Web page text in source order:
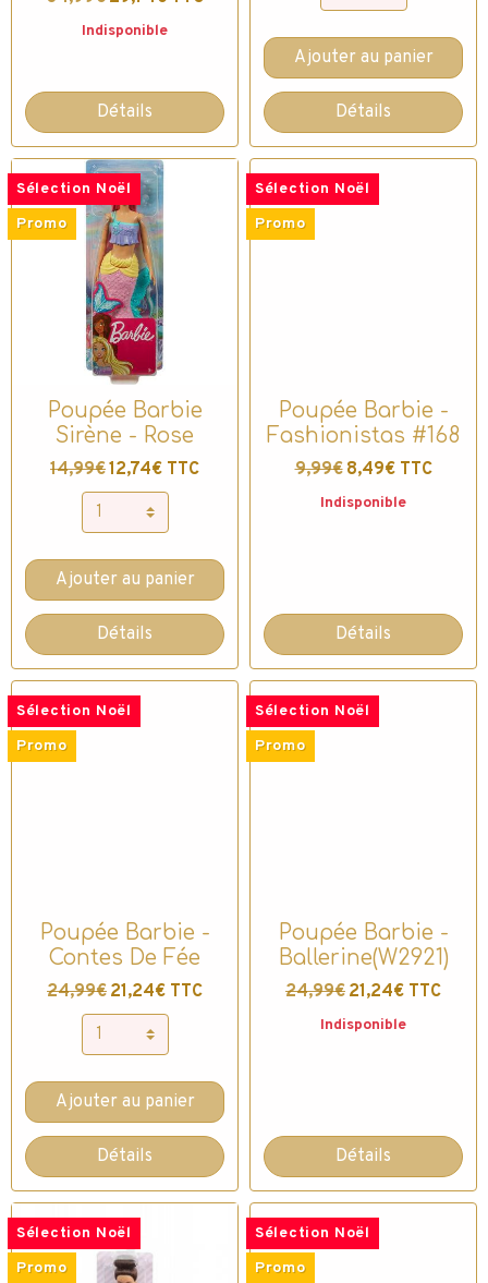
Indisponible
Détails
Ajouter au panier
Détails
Sélection Noël
Promo
Poupée Barbie
Sirène - Rose
14,99€12,74€ TTC
Ajouter au panier
Détails
Sélection Noël
Promo
Poupée Barbie -
Fashionistas #168
9,99€ 8,49€ TTC
Indisponible
Détails
Sélection Noël
Promo
Poupée Barbie -
Contes De Fée
24,99€ 21,24€ TTC
Ajouter au panier
Détails
Sélection Noël
Promo
Poupée Barbie -
Ballerine(W2921)
24,99€ 21,24€ TTC
Indisponible
Détails
Sélection Noël
Promo
Sélection Noël
Promo